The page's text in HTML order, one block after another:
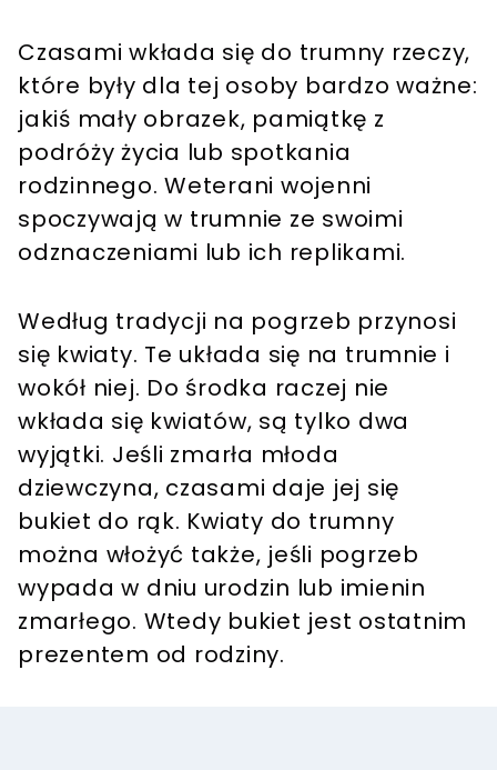
Czasami wkłada się do trumny rzeczy,
które były dla tej osoby bardzo ważne:
jakiś mały obrazek, pamiątkę z
podróży życia lub spotkania
rodzinnego. Weterani wojenni
spoczywają w trumnie ze swoimi
odznaczeniami lub ich replikami.
Według tradycji na pogrzeb przynosi
się kwiaty. Te układa się na trumnie i
wokół niej. Do środka raczej nie
wkłada się kwiatów, są tylko dwa
wyjątki. Jeśli zmarła młoda
dziewczyna, czasami daje jej się
bukiet do rąk. Kwiaty do trumny
można włożyć także, jeśli pogrzeb
wypada w dniu urodzin lub imienin
zmarłego. Wtedy bukiet jest ostatnim
prezentem od rodziny.